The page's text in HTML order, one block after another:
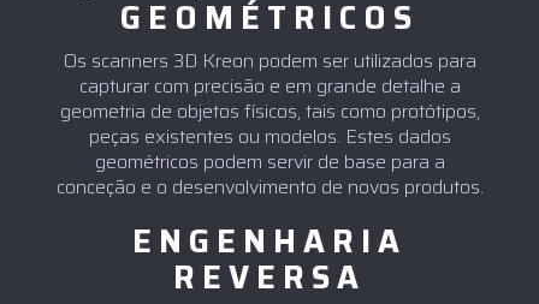
GEOMÉTRICOS
Os scanners 3D Kreon podem ser utilizados para
capturar com precisão e em grande detalhe a
geometria de objetos físicos, tais como protótipos,
peças existentes ou modelos. Estes dados
geométricos podem servir de base para a
conceção e o desenvolvimento de novos produtos.
ENGENHARIA
REVERSA